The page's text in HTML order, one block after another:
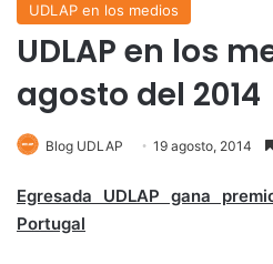
UDLAP en los medios
UDLAP en los
agosto del 2014
Blog UDLAP 19 agosto, 2014
Egresada UDLAP gana
Portugal